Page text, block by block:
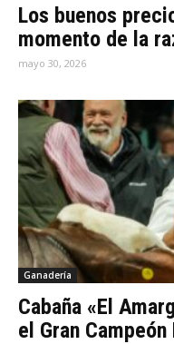
Los buenos
momento de la
mayo 30, 2026
Ganadería
Cabaña «El
el Gran